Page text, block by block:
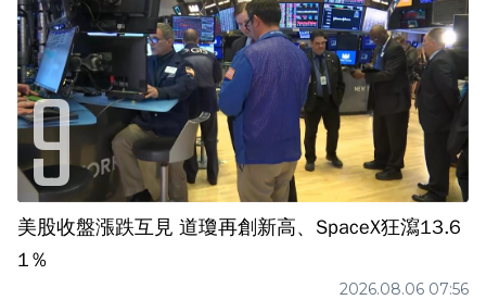
美股收盤漲跌互見 道瓊再創新高、SpaceX狂瀉13.6
1％
2026.08.06 07:56